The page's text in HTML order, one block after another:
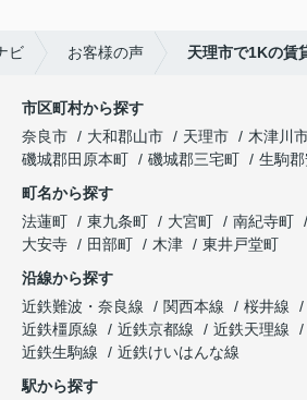
ビ お客様の声 天理市で1Kの賃
市区町村から探す
奈良市
大和郡山市 天理市 木津川
磯城郡田原本町
磯城郡三宅町 生駒
町名から探す
法蓮町
東九条町 大宮町 南紀寺町
大安寺
田部町 木津
東井戸堂町
沿線から探す
近鉄難波・奈良線
関西本線 桜井線
近鉄橿原線
近鉄京都線 近鉄天理線
近鉄生駒線
近鉄けいはんな線
駅から探す